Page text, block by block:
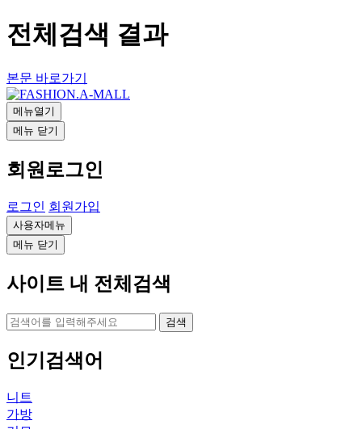
전체검색 결과
본문 바로가기
메뉴열기
메뉴 닫기
회원로그인
로그인 회원가입
사용자메뉴
메뉴 닫기
사이트 내 전체검색
검색
인기검색어
니트
가방